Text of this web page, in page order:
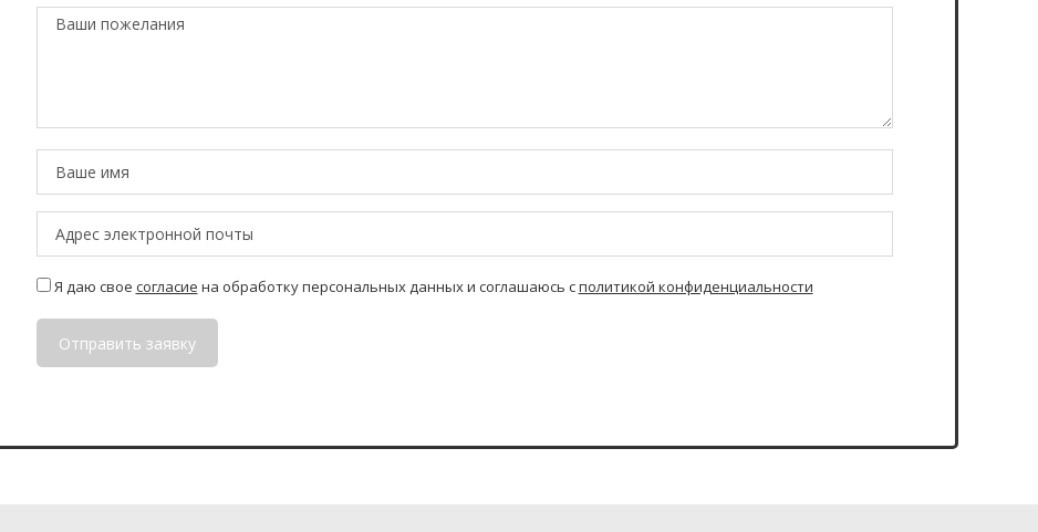
Я даю свое согласие на обработку персональных данных и соглашаюсь сполитикой конфиденциальности